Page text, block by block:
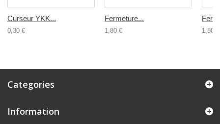
Curseur YKK...
0,30 €
Fermeture...
1,80 € 1,80 €
Categories
Information